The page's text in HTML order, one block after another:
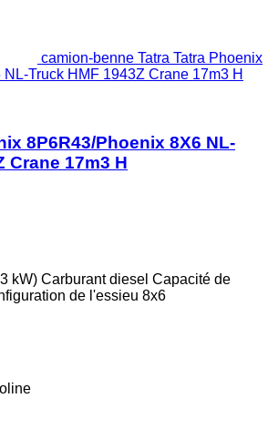
camion-benne Tatra Tatra Phoenix
Truck HMF 1943Z Crane 17m3 H
8P6R43/Phoenix 8X6 NL-
Crane 17m3 H
kW) Carburant diesel Capacité de
de l'essieu 8x6